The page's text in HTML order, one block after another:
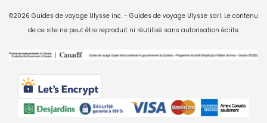
©2026 Guides de voyage Ulysse inc. - Guides de voyage Ulysse sarl. Le contenu
de ce site ne peut être reproduit ni réutilisé sans autorisation écrite.